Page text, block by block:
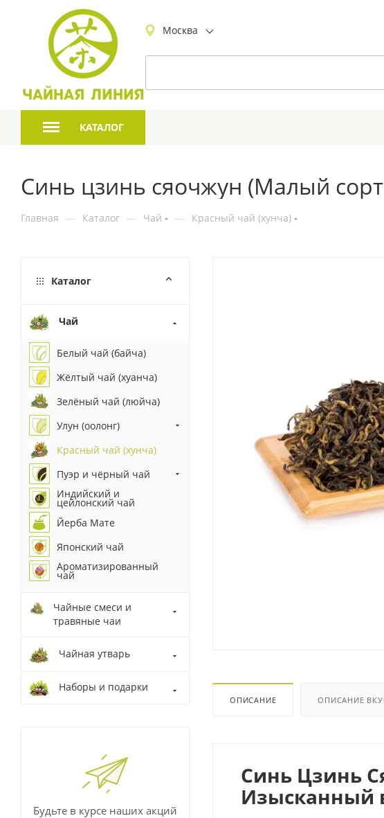
Москва
КАТАЛОГ
Синь цзинь сяочжун (Малый
Главная — Каталог — Чай — Красный чай (хунча)
ОПИСАНИЕ ОПИСАНИЕ
Синь Цзинь
Изысканный
Каталог
Чай
Белый чай (байча)
Жёлтый чай (хуанча)
Зелёный чай (люйча)
Улун (оолонг)
Красный чай (хунча)
Пуэр и чёрный чай
Индийский и
цейлонский чай
Йерба Мате
Японский чай
Ароматизированный
чай
Чайные смеси и
травяные чаи
Чайная утварь
Наборы и подарки
Будьте в курсе наших акций